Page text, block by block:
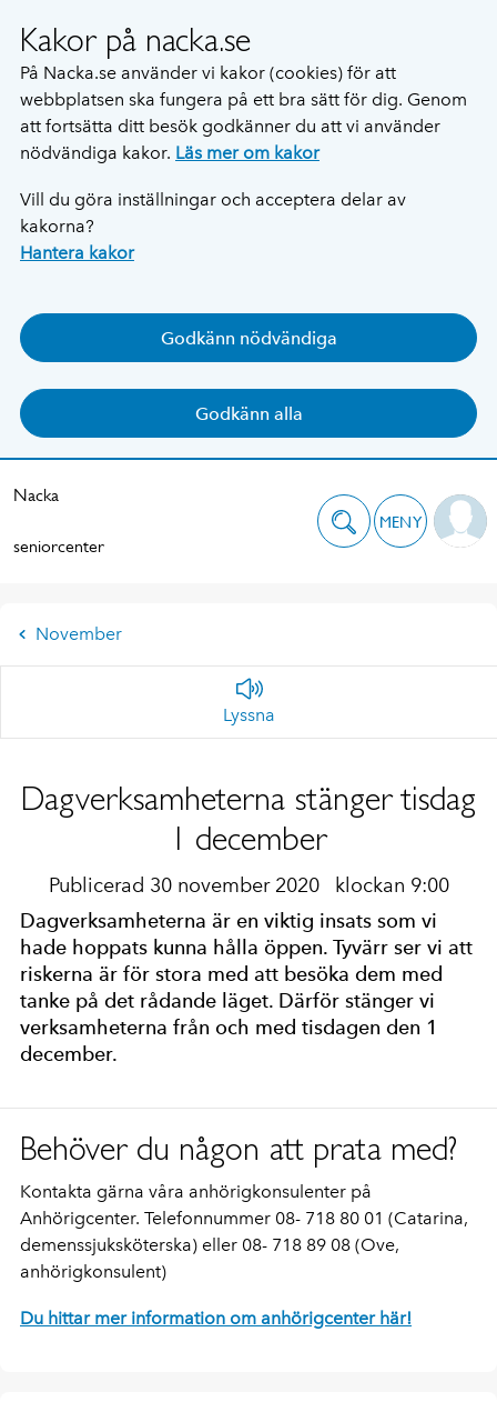
Kakor på nacka.se
På Nacka.se använder vi kakor (cookies) för att
webbplatsen ska fungera på ett bra sätt för dig. Genom
att fortsätta ditt besök godkänner du att vi använder
nödvändiga kakor. Läs mer om kakor
Vill du göra inställningar och acceptera delar av
kakorna?
Hantera kakor
Godkänn nödvändiga
Godkänn alla
Nacka
seniorcenter
MENY
November
Lyssna
Dagverksamheterna stänger tisdag
1 december
Publicerad 30 november 2020 klockan 9:00
Dagverksamheterna är en viktig insats som vi
hade hoppats kunna hålla öppen. Tyvärr ser vi att
riskerna är för stora med att besöka dem med
tanke på det rådande läget. Därför stänger vi
verksamheterna från och med tisdagen den 1
december.
Behöver du någon att prata med?
Kontakta gärna våra anhörigkonsulenter på
Anhörigcenter. Telefonnummer 08- 718 80 01 (Catarina,
demenssjuksköterska) eller 08- 718 89 08 (Ove,
anhörigkonsulent)
Du hittar mer information om anhörigcenter här!